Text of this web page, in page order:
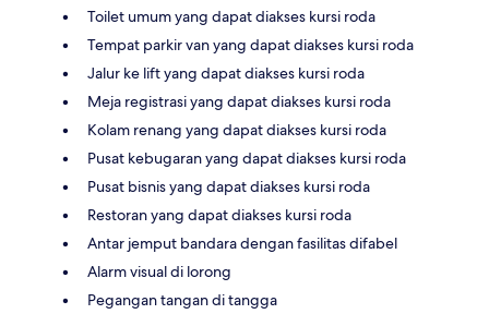
Toilet umum yang dapat diakses kursi roda
Tempat parkir van yang dapat diakses kursi roda
Jalur ke lift yang dapat diakses kursi roda
Meja registrasi yang dapat diakses kursi roda
Kolam renang yang dapat diakses kursi roda
Pusat kebugaran yang dapat diakses kursi roda
Pusat bisnis yang dapat diakses kursi roda
Restoran yang dapat diakses kursi roda
Antar jemput bandara dengan fasilitas difabel
Alarm visual di lorong
Pegangan tangan di tangga